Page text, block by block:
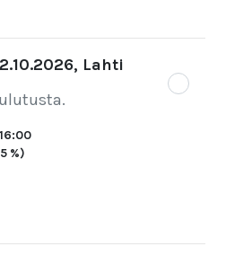
Lahti
%)